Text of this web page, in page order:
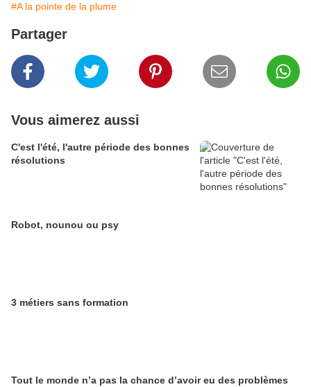
#A la pointe de la plume
Partager
Vous aimerez aussi
C'est l'été, l'autre période des bonnes
résolutions
Robot, nounou ou psy
3 métiers sans formation
Tout le monde n’a pas la chance d’avoir eu des problèmes